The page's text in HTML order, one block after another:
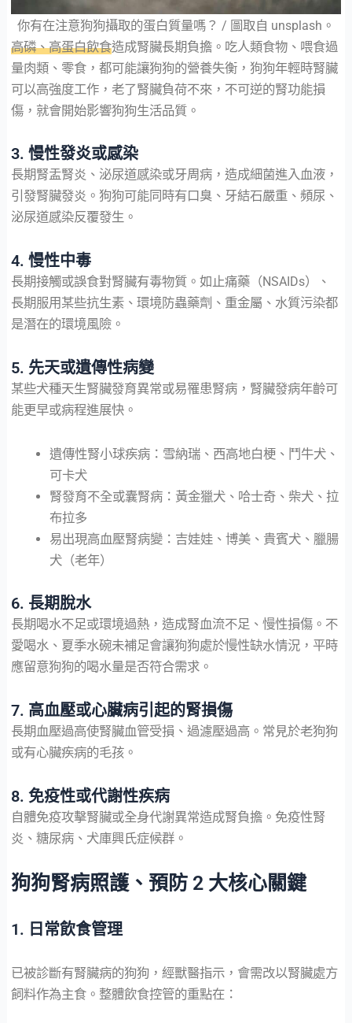
你有在注意狗狗攝取的蛋白質量嗎？ / 圖取自 unsplash。
高磷、高蛋白飲食造成腎臟長期負擔。吃人類食物、喂食過
量肉類、零食，都可能讓狗狗的營養失衡，狗狗年輕時腎臟
可以高強度工作，老了腎臟負荷不來，不可逆的腎功能損
傷，就會開始影響狗狗生活品質。
3. 慢性發炎或感染
長期腎盂腎炎、泌尿道感染或牙周病，造成細菌進入血液，
引發腎臟發炎。狗狗可能同時有口臭、牙結石嚴重、頻尿、
泌尿道感染反覆發生。
4. 慢性中毒
長期接觸或誤食對腎臟有毒物質。如止痛藥（NSAIDs）、
長期服用某些抗生素、環境防蟲藥劑、重金屬、水質污染都
是潛在的環境風險。
5. 先天或遺傳性病變
某些犬種天生腎臟發育異常或易罹患腎病，腎臟發病年齡可
能更早或病程進展快。
遺傳性腎小球疾病：雪納瑞、西高地白梗、鬥牛犬、
可卡犬
腎發育不全或囊腎病：黃金獵犬、哈士奇、柴犬、拉
布拉多
易出現高血壓腎病變：吉娃娃、博美、貴賓犬、臘腸
犬（老年）
6. 長期脫水
長期喝水不足或環境過熱，造成腎血流不足、慢性損傷。不
愛喝水、夏季水碗未補足會讓狗狗處於慢性缺水情況，平時
應留意狗狗的喝水量是否符合需求。
7. 高血壓或心臟病引起的腎損傷
長期血壓過高使腎臟血管受損、過濾壓過高。常見於老狗狗
或有心臟疾病的毛孩。
8. 免疫性或代謝性疾病
自體免疫攻擊腎臟或全身代謝異常造成腎負擔。免疫性腎
炎、糖尿病、犬庫興氏症候群。
狗狗腎病照護、預防 2 大核心關鍵
1. 日常飲食管理
已被診斷有腎臟病的狗狗，經獸醫指示，會需改以腎臟處方
飼料作為主食。整體飲食控管的重點在：